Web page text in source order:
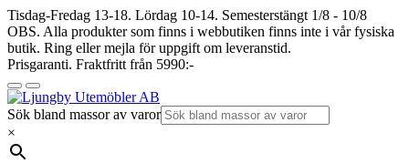
Tisdag-Fredag 13-18. Lördag 10-14. Semesterstängt 1/8 - 10/8
OBS. Alla produkter som finns i webbutiken finns inte i vår fysiska
butik. Ring eller mejla för uppgift om leveranstid.
Prisgaranti. Fraktfritt från 5990:-
Sök bland massor av varor
×